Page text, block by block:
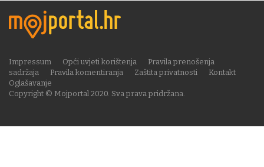
Copyright © Mojportal 2020. Sva prava pridržana.
Impressum Opći uvjeti korištenja
Pravila prenošenja
sadržaja
Pravila komentiranja Zaštita privatnosti
Kontakt
Oglašavanje